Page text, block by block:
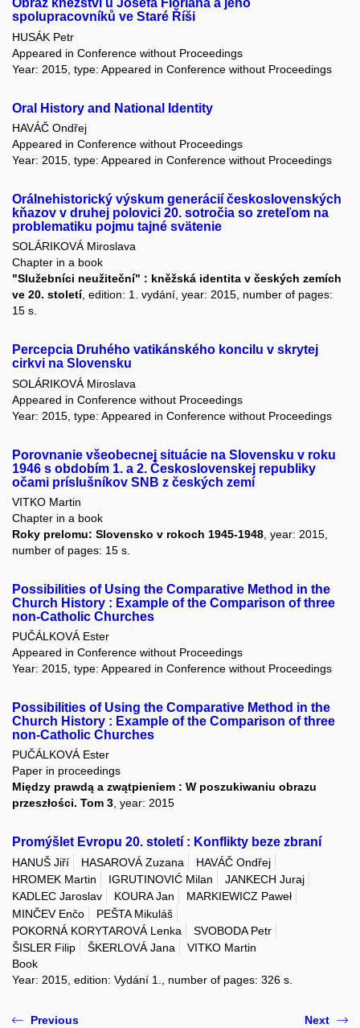
Obraz kněžství u Josefa Floriana a jeho
spolupracovníků ve Staré Říši
HUSÁK Petr
Appeared in Conference without Proceedings
Year: 2015, type: Appeared in Conference without Proceedings
Oral History and National Identity
HAVÁČ Ondřej
Appeared in Conference without Proceedings
Year: 2015, type: Appeared in Conference without Proceedings
Orálnehistorický výskum generácií československých
kňazov v druhej polovici 20. sotročia so zreteľom na
problematiku pojmu tajné svätenie
SOLÁRIKOVÁ Miroslava
Chapter in a book
"Služebníci neužiteční" : kněžská identita v českých zemích
ve 20. století, edition: 1. vydání, year: 2015, number of pages:
15 s.
Percepcia Druhého vatikánského koncilu v skrytej
cirkvi na Slovensku
SOLÁRIKOVÁ Miroslava
Appeared in Conference without Proceedings
Year: 2015, type: Appeared in Conference without Proceedings
Porovnanie všeobecnej situácie na Slovensku v roku
1946 s obdobím 1. a 2. Československej republiky
očami príslušníkov SNB z českých zemí
VITKO Martin
Chapter in a book
Roky prelomu: Slovensko v rokoch 1945-1948 , year: 2015,
number of pages: 15 s.
Possibilities of Using the Comparative Method in the
Church History : Example of the Comparison of three
non-Catholic Churches
PUČÁLKOVÁ Ester
Appeared in Conference without Proceedings
Year: 2015, type: Appeared in Conference without Proceedings
Possibilities of Using the Comparative Method in the
Church History : Example of the Comparison of three
non-Catholic Churches
PUČÁLKOVÁ Ester
Paper in proceedings
Między prawdą a zwątpieniem : W poszukiwaniu obrazu
przeszłości. Tom 3, year: 2015
Promýšlet Evropu 20. století : Konflikty beze zbraní
HANUŠ Jiří HASAROVÁ Zuzana
HAVÁČ Ondřej
HROMEK Martin
IGRUTINOVIĆ Milan
JANKECH Juraj
KADLEC Jaroslav
KOURA Jan
MARKIEWICZ Paweł
MINČEV Enčo
PEŠTA Mikuláš
POKORNÁ KORYTAROVÁ Lenka
SVOBODA Petr
ŠISLER Filip
ŠKERLOVÁ Jana
VITKO Martin
Book
Year: 2015, edition: Vydání 1., number of pages: 326 s.
Previous Next